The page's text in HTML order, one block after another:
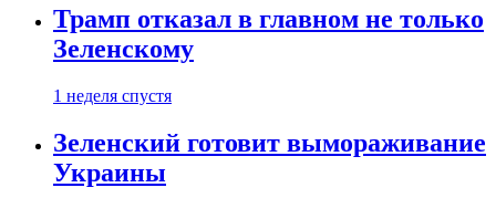
Трамп отказал в главном не только
Зеленскому
1 неделя спустя
Зеленский готовит вымораживание
Украины